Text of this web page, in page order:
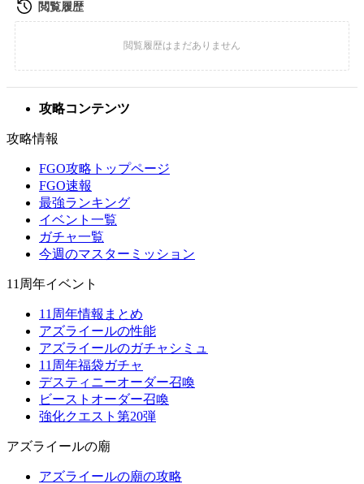
攻略コンテンツ
攻略情報
FGO攻略トップページ
FGO速報
最強ランキング
イベント一覧
ガチャ一覧
今週のマスターミッション
11周年イベント
11周年情報まとめ
アズライールの性能
アズライールのガチャシミュ
11周年福袋ガチャ
デスティニーオーダー召喚
ビーストオーダー召喚
強化クエスト第20弾
アズライールの廟
アズライールの廟の攻略